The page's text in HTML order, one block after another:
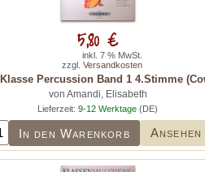
Percussion Band 1 4.Stimme
von Amandi, Elisabeth
Lieferzeit: 9-12 Werktage (DE)
In den Warenkorb Ansehen
5,80 €
inkl. 7 % MwSt.
zzgl. Versandkosten